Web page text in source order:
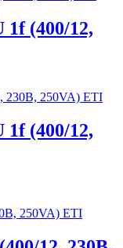
1f (400/12,
1f (400/12,